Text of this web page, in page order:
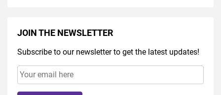
JOIN THE NEWSLETTER
Subscribe to our newsletter to get the latest updates!